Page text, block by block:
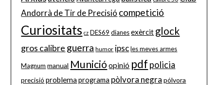
Andorrà de Tir de Precisió competició
Curiositats cz DES69 dianes exèrcit glock
gros calibre guerra humor ipsc les meves armes
Magnum manual Munició opinió pdf policia
precisió problema programa pòlvora negra pólvora